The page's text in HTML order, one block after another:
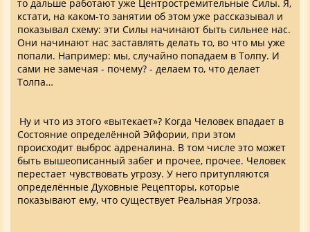
то дальше работают уже Центростремительные Силы. Я,
кстати, на каком-то занятии об этом уже рассказывал и
показывал схему: эти Силы начинают быть сильнее нас.
Они начинают нас заставлять делать то, во что мы уже
попали. Например: мы, случайно попадаем в Толпу. И
сами не замечая - почему? - делаем то, что делает
Толпа…
Ну и что из этого «вытекает»? Когда Человек впадает в
Состояние определённой Эйфории, при этом
происходит выброс адреналина. В том числе это может
быть вышеописанный забег и прочее, прочее. Человек
перестает чувствовать угрозу. У него притупляются
определённые Духовные Рецепторы, которые
показывают ему, что существует Реальная Угроза.